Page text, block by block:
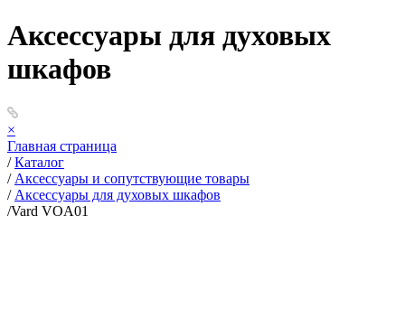
Аксессуары для духовых
шкафов
×
Главная страница
/ Каталог
/ Аксессуары и сопутствующие товары
/ Аксессуары для духовых шкафов
/Vard VOA01